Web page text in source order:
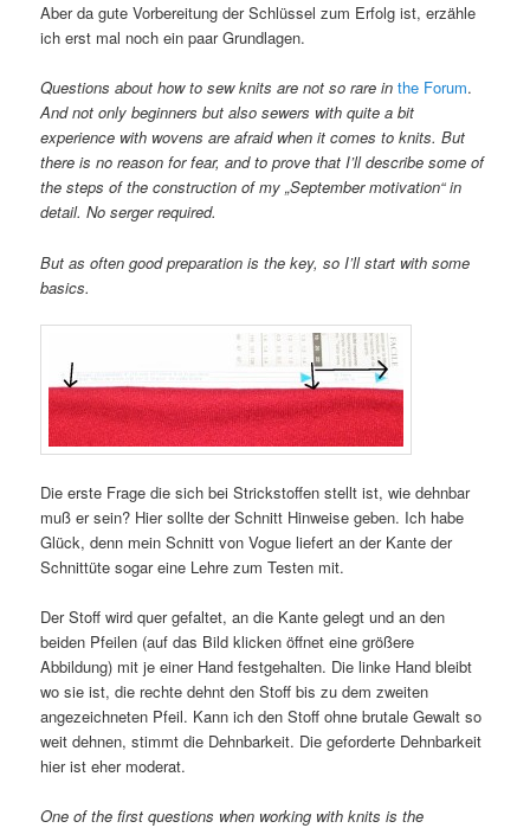
Aber da gute Vorbereitung der Schlüssel zum Erfolg ist, erzähle
ich erst mal noch ein paar Grundlagen.
Questions about how to sew knits are not so rare inthe Forum.
And not only beginners but also sewers with quite a bit
experience with wovens are afraid when it comes to knits. But
there is no reason for fear, and to prove that I’ll describe some of
the steps of the construction of my „September motivation“ in
detail. No serger required.
But as often good preparation is the key, so I’ll start with some
basics.
Die erste Frage die sich bei Strickstoffen stellt ist, wie dehnbar
muß er sein? Hier sollte der Schnitt Hinweise geben. Ich habe
Glück, denn mein Schnitt von Vogue liefert an der Kante der
Schnittüte sogar eine Lehre zum Testen mit.
Der Stoff wird quer gefaltet, an die Kante gelegt und an den
beiden Pfeilen (auf das Bild klicken öffnet eine größere
Abbildung) mit je einer Hand festgehalten. Die linke Hand bleibt
wo sie ist, die rechte dehnt den Stoff bis zu dem zweiten
angezeichneten Pfeil. Kann ich den Stoff ohne brutale Gewalt so
weit dehnen, stimmt die Dehnbarkeit. Die geforderte Dehnbarkeit
hier ist eher moderat.
One of the first questions when working with knits is the